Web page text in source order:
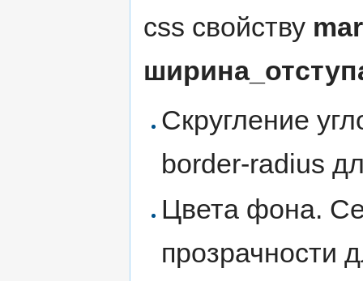
css свойству
Скругление
border-radius
Цвета фона.
прозрачности